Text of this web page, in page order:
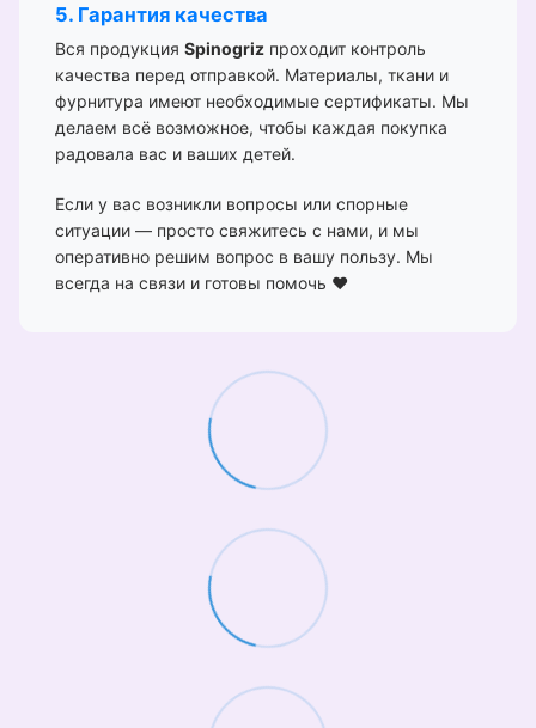
5. Гарантия качества
Вся продукция Spinogriz проходит контроль
качества перед отправкой. Материалы, ткани и
фурнитура имеют необходимые сертификаты. Мы
делаем всё возможное, чтобы каждая покупка
радовала вас и ваших детей.
Если у вас возникли вопросы или спорные
ситуации — просто свяжитесь с нами, и мы
оперативно решим вопрос в вашу пользу. Мы
всегда на связи и готовы помочь ❤️